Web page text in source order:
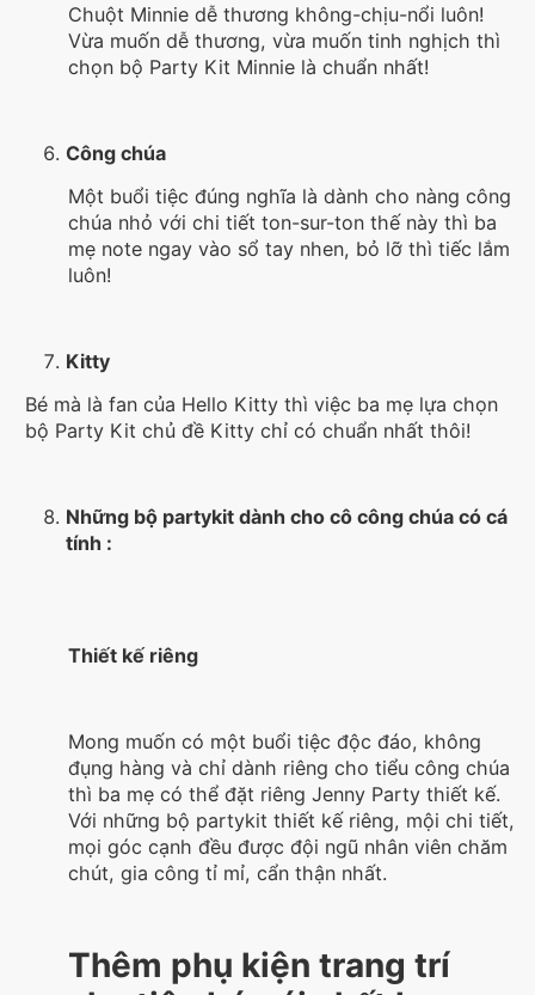
Chuột Minnie dễ thương không-chịu-nổi luôn!
Vừa muốn dễ thương, vừa muốn tinh nghịch thì
chọn bộ Party Kit Minnie là chuẩn nhất!
Công chúa
Một buổi tiệc đúng nghĩa là dành cho nàng công
chúa nhỏ với chi tiết ton-sur-ton thế này thì ba
mẹ note ngay vào sổ tay nhen, bỏ lỡ thì tiếc lắm
luôn!
Kitty
Bé mà là fan của Hello Kitty thì việc ba mẹ lựa chọn
bộ Party Kit chủ đề Kitty chỉ có chuẩn nhất thôi!
Những bộ partykit dành cho cô công chúa có cá
tính :
Thiết kế riêng
Mong muốn có một buổi tiệc độc đáo, không
đụng hàng và chỉ dành riêng cho tiểu công chúa
thì ba mẹ có thể đặt riêng Jenny Party thiết kế.
Với những bộ partykit thiết kế riêng, mội chi tiết,
mọi góc cạnh đều được đội ngũ nhân viên chăm
chút, gia công tỉ mỉ, cẩn thận nhất.
Thêm phụ kiện trang trí